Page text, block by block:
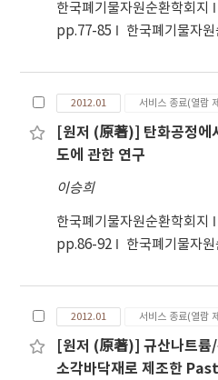
한국폐기물자원순환학회지
pp.77-85
한국폐기물자원
2012.01 서비스 종료(열람
[원저 (原著)] 탄화공정에
도에 관한 연구
이승희
한국폐기물자원순환학회지
pp.86-92
한국폐기물자원
2012.01 서비스 종료(열람
[원저 (原著)] 규산나트륨
소각바닥재로 제조한